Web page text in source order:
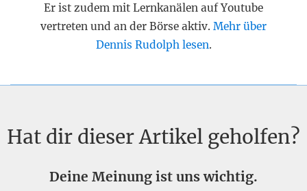
Er ist zudem mit Lernkanälen auf Youtube
vertreten und an der Börse aktiv. Mehr über
Dennis Rudolph lesen.
Hat dir dieser Artikel geholfen?
Deine Meinung ist uns wichtig.